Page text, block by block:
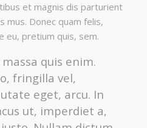
et magnis dis parturient
mus. Donec quam felis,
eu, pretium quis, sem.
quis enim.
fringilla vel,
eget, arcu. In
ut, imperdiet a,